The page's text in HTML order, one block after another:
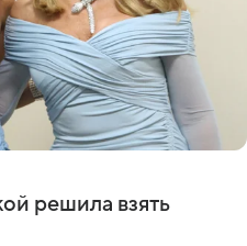
решила взять